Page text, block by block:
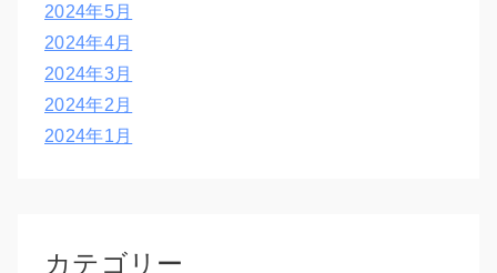
2024年5月
2024年4月
2024年3月
2024年2月
2024年1月
カテゴリー